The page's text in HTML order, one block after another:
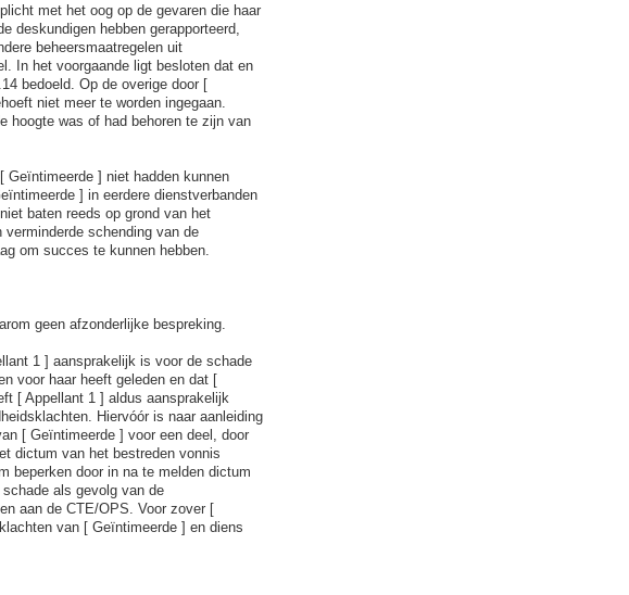
met het oog op de gevaren die haar
deskundigen hebben gerapporteerd,
beheersmaatregelen uit
In het voorgaande ligt besloten dat en
bedoeld. Op de overige door [
niet meer te worden ingegaan.
hoogte was of had behoren te zijn van
Geïntimeerde ] niet hadden kunnen
] in eerdere dienstverbanden
baten reeds op grond van het
schending van de
om succes te kunnen hebben.
geen afzonderlijke bespreking.
1 ] aansprakelijk is voor de schade
voor haar heeft geleden en dat [
[ Appellant 1 ] aldus aansprakelijk
Hiervóór is naar aanleiding
[ Geïntimeerde ] voor een deel, door
dictum van het bestreden vonnis
beperken door in na te melden dictum
als gevolg van de
aan de CTE/OPS. Voor zover [
van [ Geïntimeerde ] en diens